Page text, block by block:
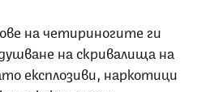
на четириногите ги
на скривалища на
експлозиви, наркотици